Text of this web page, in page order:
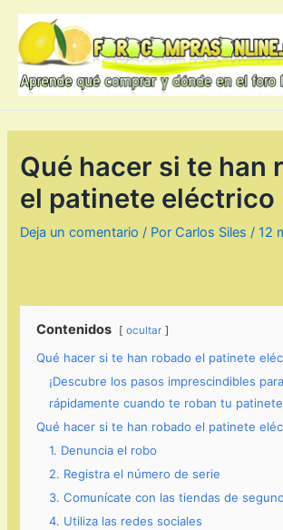
contenido
Qué hacer si te han
el patinete eléctrico
Deja un comentario / Por Carlos Siles /12
Contenidos ocultar
Qué hacer si te han robado el patinete
¡Descubre los pasos imprescindibles
rápidamente cuando te roban tu
Qué hacer si te han robado el patinete
1. Denuncia el robo
2. Registra el número de serie
3. Comunícate con las tiendas de
4. Utiliza las redes sociales